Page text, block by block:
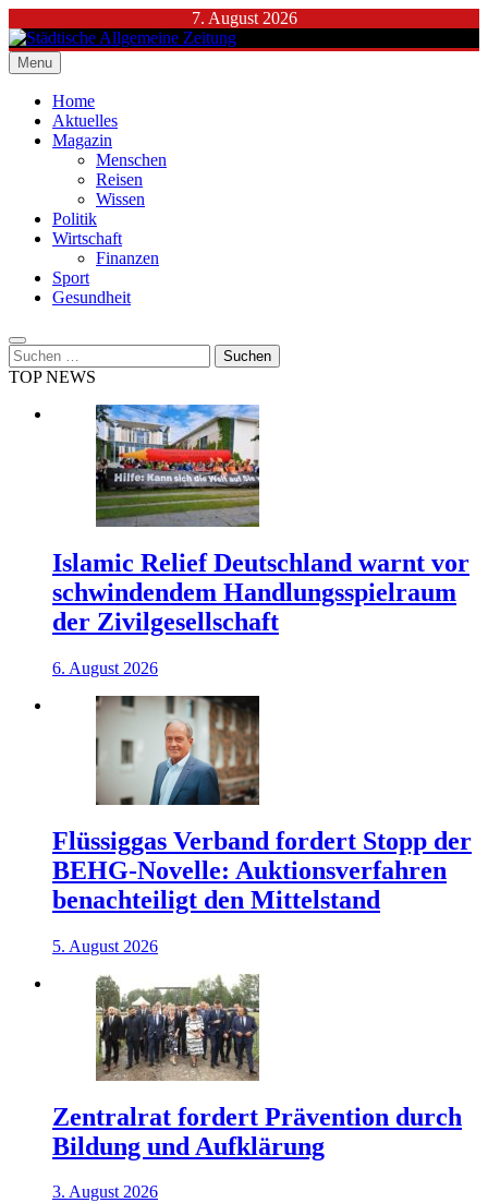
to
content
7. August 2026
Städtische Allgemeine Zeitung
Menu
Home
Aktuelles
Magazin
Menschen
Reisen
Wissen
Politik
Wirtschaft
Finanzen
Sport
Gesundheit
Suchen
nach:
TOP NEWS
Islamic Relief Deutschland warnt vor
schwindendem Handlungsspielraum
der Zivilgesellschaft
6. August 2026
Flüssiggas Verband fordert Stopp der
BEHG-Novelle: Auktionsverfahren
benachteiligt den Mittelstand
5. August 2026
Zentralrat fordert Prävention durch
Bildung und Aufklärung
3. August 2026